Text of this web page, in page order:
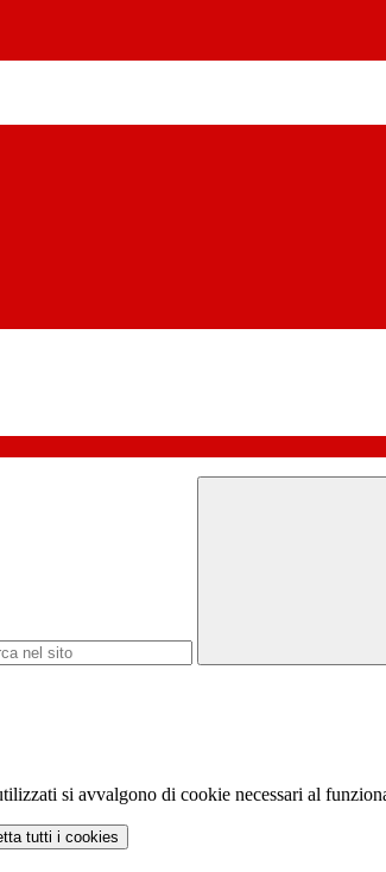
si avvalgono di cookie necessari al
tutti i cookies